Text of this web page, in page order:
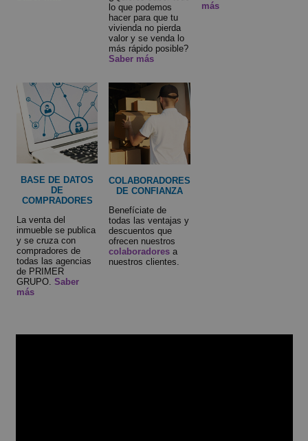
lo que podemos
hacer para que tu
vivienda no pierda
valor y se venda lo
más rápido posible?
Saber más
más
BASE DE DATOS
DE
COMPRADORES
La venta del
inmueble se publica
y se cruza con
compradores de
todas las agencias
de PRIMER
GRUPO. Saber
más
COLABORADORES
DE CONFIANZA
Benefíciate de
todas las ventajas y
descuentos que
ofrecen nuestros
colaboradores a
nuestros clientes.